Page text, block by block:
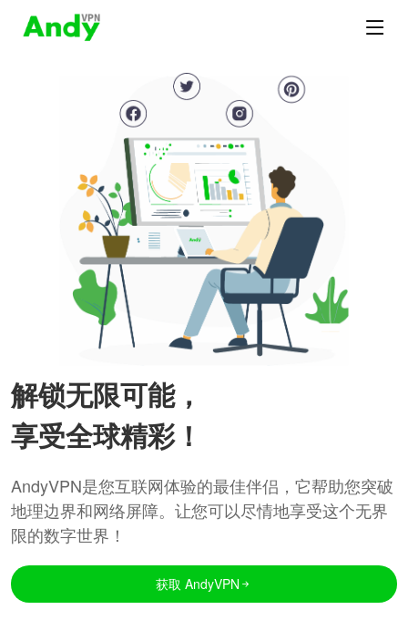
解锁无限可能，
享受全球精彩！
AndyVPN是您互联网体验的最佳伴侣，它帮助您突破
地理边界和网络屏障。让您可以尽情地享受这个无界
限的数字世界！
获取 AndyVPN